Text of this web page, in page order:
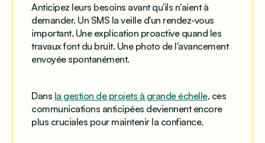
Anticipez leurs besoins avant qu'ils n'aient à
demander. Un SMS la veille d'un rendez-vous
important. Une explication proactive quand les
travaux font du bruit. Une photo de l'avancement
envoyée spontanément.
Dans la gestion de projets à grande échelle, ces
communications anticipées deviennent encore
plus cruciales pour maintenir la confiance.